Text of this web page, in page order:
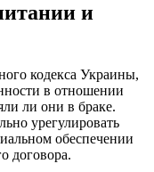
и
кодекса Украины,
в отношении
ли они в браке.
урегулировать
обеспечении
договора.